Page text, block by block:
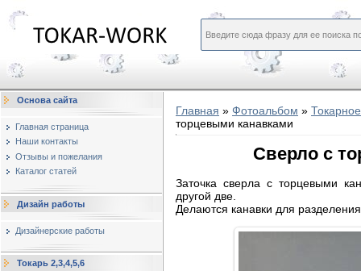
Основа сайта
Главная страница
Наши контакты
Отзывы и пожелания
Каталог статей
Дизайн работы
Дизайнерские работы
Токарь 2,3,4,5,6
Главная » Фотоальбом »
торцевыми канавками
Сверло с
Заточка сверла с торцевыми
другой две.
Делаются канавки для